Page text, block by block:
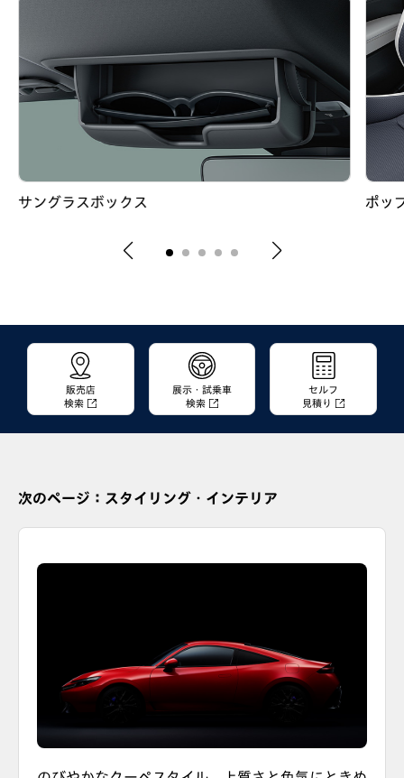
サングラスボックス ポッ
販売店
検索
展示・試乗車
検索
セルフ
見積り
次のページ：スタイリング・インテリア